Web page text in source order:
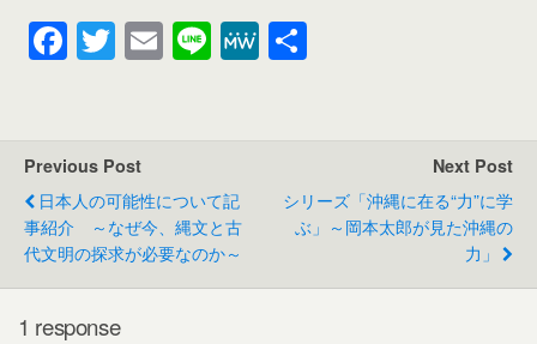
F
a
e
b
o
o
k
T
wi
er
E
m
Li
n
M
e
Previous Post
日本人の可能性について記
事紹介 ～なぜ今、縄文と古
代文明の探求が必要なのか～
Next Post
シリーズ「沖縄に在る“力”に学
ぶ」～岡本太郎が見た沖縄の
力」
1 response